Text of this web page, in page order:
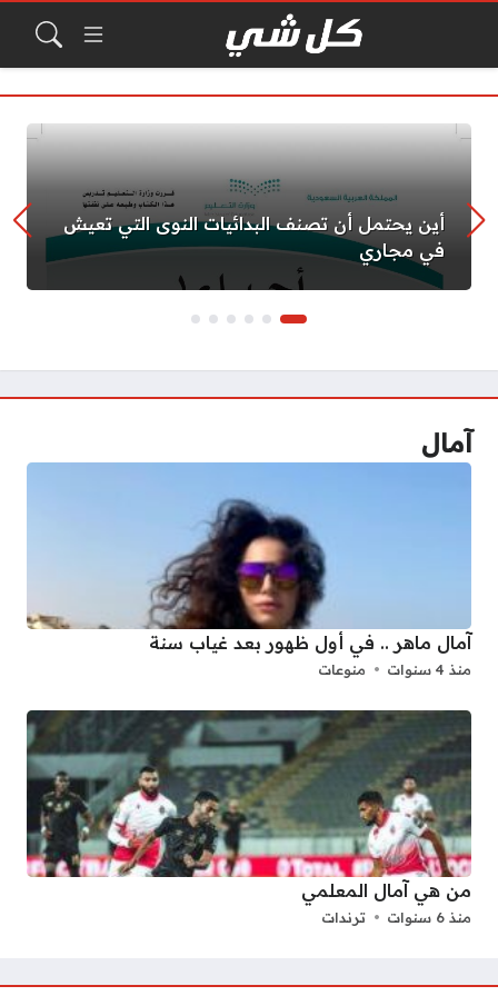
أين يحتمل أن تصنف البدائيات النوى التي تعيش
في مجاري
آمال
آمال ماهر .. في أول ظهور بعد غياب سنة
منذ 4 سنوات منوعات
من هي آمال المعلمي
منذ 6 سنوات ترندات